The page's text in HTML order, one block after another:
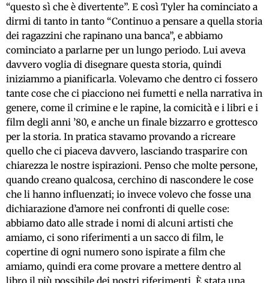
“questo sì che è divertente”. E così Tyler ha cominciato a
dirmi di tanto in tanto “Continuo a pensare a quella storia
dei ragazzini che rapinano una banca”, e abbiamo
cominciato a parlarne per un lungo periodo. Lui aveva
davvero voglia di disegnare questa storia, quindi
iniziammo a pianificarla. Volevamo che dentro ci fossero
tante cose che ci piacciono nei fumetti e nella narrativa in
genere, come il crimine e le rapine, la comicità e i libri e i
film degli anni ’80, e anche un finale bizzarro e grottesco
per la storia. In pratica stavamo provando a ricreare
quello che ci piaceva davvero, lasciando trasparire con
chiarezza le nostre ispirazioni. Penso che molte persone,
quando creano qualcosa, cerchino di nascondere le cose
che li hanno influenzati; io invece volevo che fosse una
dichiarazione d’amore nei confronti di quelle cose:
abbiamo dato alle strade i nomi di alcuni artisti che
amiamo, ci sono riferimenti a un sacco di film, le
copertine di ogni numero sono ispirate a film che
amiamo, quindi era come provare a mettere dentro al
libro il più possibile dei nostri riferimenti. È stata una